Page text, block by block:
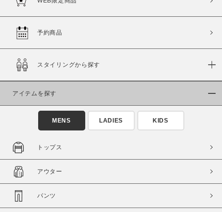
予約商品
スタイリングから探す
アイテムを探す
MENS LADIES KIDS
トップス
アウター
パンツ